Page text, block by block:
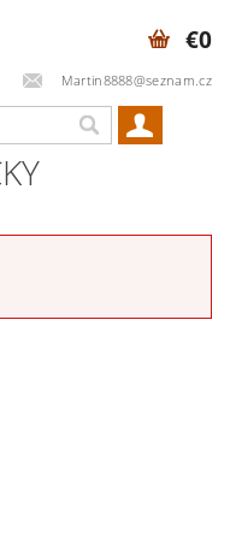
Martin8888@seznam.cz
€0